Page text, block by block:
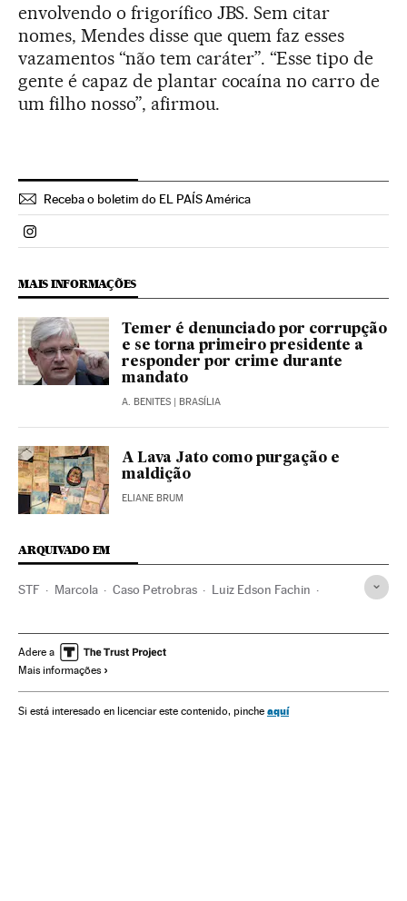
envolvendo o frigorífico JBS. Sem citar
nomes, Mendes disse que quem faz esses
vazamentos “não tem caráter”. “Esse tipo de
gente é capaz de plantar cocaína no carro de
um filho nosso”, afirmou.
Receba o boletim do EL PAÍS América
Politica El País Brasil en Instagram
MAIS INFORMAÇÕES
Temer é denunciado por corrupção
e se torna primeiro presidente a
responder por crime durante
mandato
A. BENITES | BRASÍLIA
A Lava Jato como purgação e
maldição
ELIANE BRUM
ARQUIVADO EM
STF Marcola Caso Petrobras Luiz Edson Fachin
Justiça Federal Lavagem dinheiro
Delitos fiscais Corrupção política Tribunais
Adere a
Mais informações
Si está interesado en licenciar este contenido, pinche aquí